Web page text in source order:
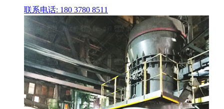
联系电话: 180 3780 8511